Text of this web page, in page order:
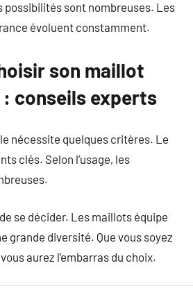
possibilités sont nombreuses. Les
évoluent constamment.
son maillot
conseils experts
nécessite quelques critères. Le
clés. Selon l’usage, les
se décider. Les maillots équipe
grande diversité. Que vous soyez
aurez l’embarras du choix.